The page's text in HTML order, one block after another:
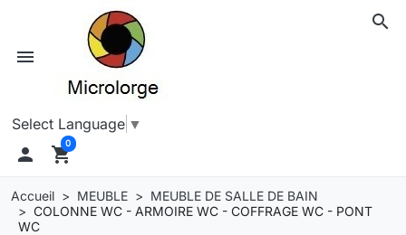
search
menu
Select Language ▼
 shopping_cart
0
Accueil MEUBLE
MEUBLE DE SALLE DE BAIN
COLONNE WC - ARMOIRE WC - COFFRAGE WC - PONT
WC